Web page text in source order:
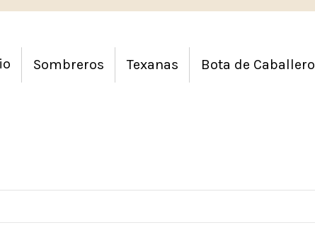
Sombreros Texanas Bota de Caballero